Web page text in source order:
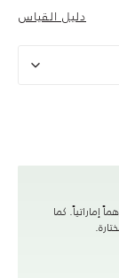
دليل القياس
مجاني للطلبات التي تزيد عن 99 درهماً إماراتياً. كما